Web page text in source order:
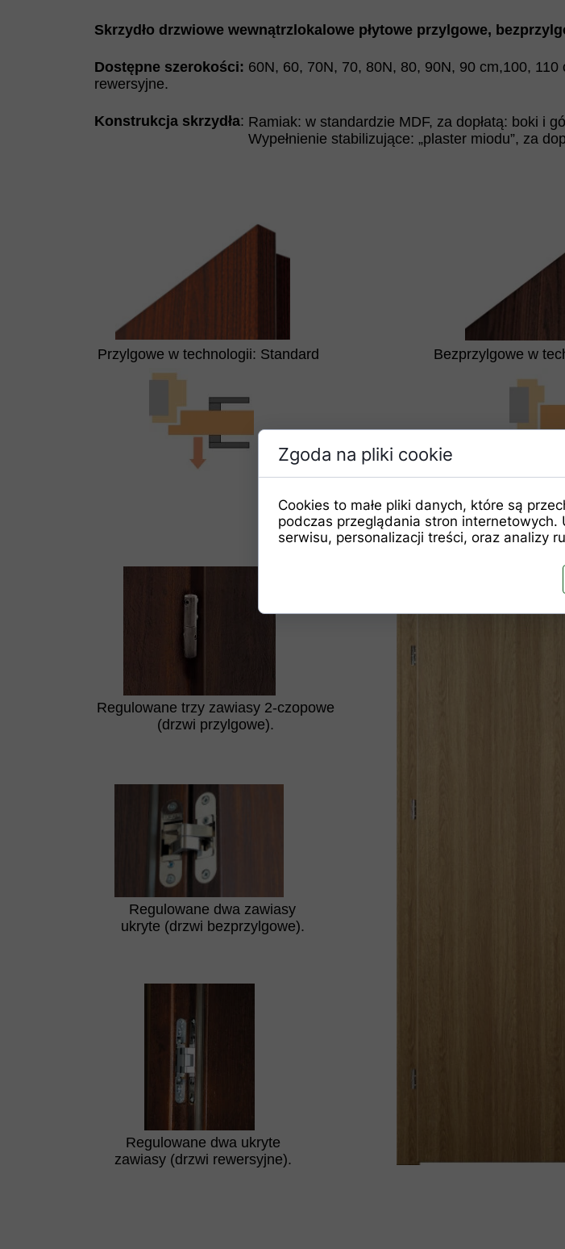
Bezprzylgowe w
Ramiak: w standardzie MDF, za dopłatą: boki i
Wypełnienie stabilizujące: „plaster miodu”, za
Konstrukcja skrzydła:
Regulowane dwa ukryte
zawiasy (drzwi rewersyjne).
Regulowane dwa zawiasy
ukryte (drzwi bezprzylgowe).
Regulowane trzy zawiasy 2-czopowe
(drzwi przylgowe).
Przylgowe w technologii: Standard
Skrzydło drzwiowe wewnątrzlokalowe płytowe przylgowe,
Dostępne szerokości: 60N, 60, 70N, 70, 80N, 80, 90N, 90 cm,100, 110
rewersyjne.
Zgoda na pliki cookie
Cookies to małe pliki danych, które są
podczas przeglądania stron internetowych.
serwisu, personalizacji treści, oraz analizy